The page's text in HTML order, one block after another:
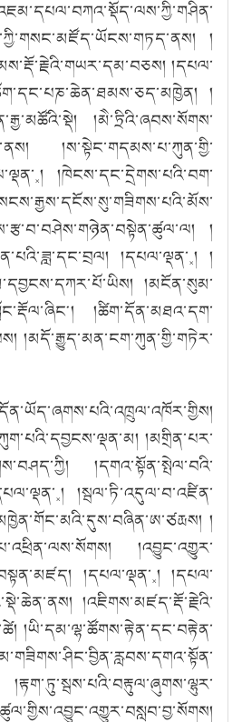
།
།དཔལ་
།
།མཻ་ཏྲིའི་ཞབས་སོགས་
།ས་སྟེང་གདམས་པ་ཀུན་གྱི་
།ཁེངས་དང་དྲེགས་པའི་བག་
།
།དཔལ་ལྡན་༝། །
།མངོན་སུམ་
།ཚིག་དོན་མཐའ་དག་
།མདོ་རྒྱུད་མན་ངག་ཀུན་གྱི་གཏེར་
།མགྲིན་པར་
།དགའ་སྟོན་སྤེལ་བའི་
།སྦལ་ཏི་འདུལ་བ་འཛིན་
།
།འབྱུང་འགྱུར་
།དཔལ་ལྡན་༝། །དཔལ་
།འཇིགས་མཛད་རྡོ་རྗེའི་
།ཡི་དམ་ལྷ་ཚོགས་རྟེན་དང་བརྟེན་